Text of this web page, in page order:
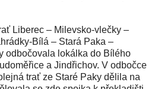
Liberec – Milevsko-vlečky –
Bílá – Stará Paka –
odbočovala lokálka do Bílého
a Jindřichov. V odbočce
trať ze Staré Paky dělila na